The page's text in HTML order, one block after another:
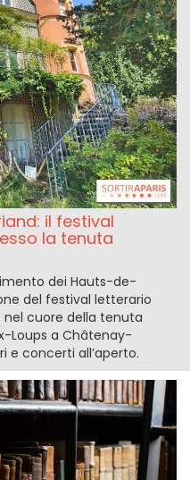
il festival
la tenuta
dei Hauts-de-
del festival letterario
nel cuore della tenuta
Loups a Châtenay-
e concerti all’aperto.